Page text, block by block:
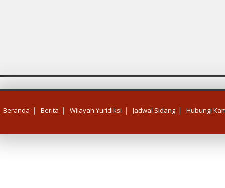
Beranda | Berita | Wilayah Yuridiksi | Jadwal Sidang | Hubungi